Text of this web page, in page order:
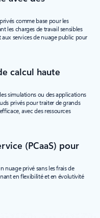
comme base pour les
les charges de travail sensibles
services de nuage public pour
calcul haute
simulations ou des applications
privés pour traiter de grands
avec des ressources
(PCaaS) pour
nuage privé sans les frais de
en flexibilité et en évolutivité